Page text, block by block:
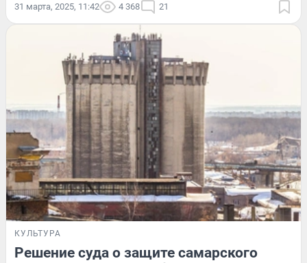
31 марта, 2025, 11:42 4 368 21
КУЛЬТУРА
Решение суда о защите самарского